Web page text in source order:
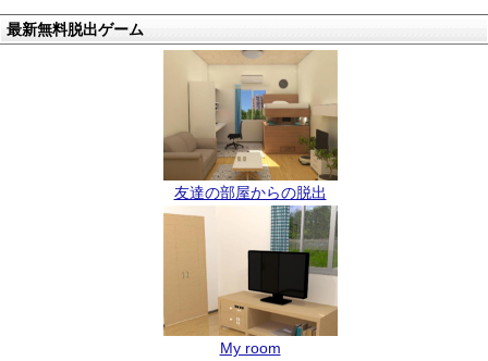
最新無料脱出ゲーム
友達の部屋からの脱出
My room